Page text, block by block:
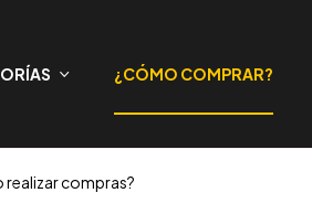
¿CÓMO COMPRAR?
realizar compras?